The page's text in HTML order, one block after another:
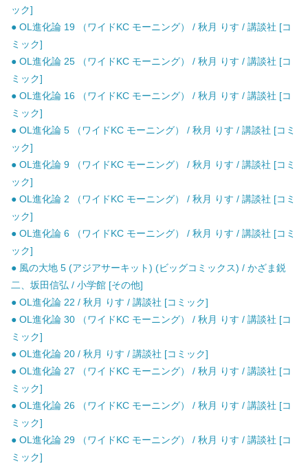
ック]
● OL進化論 19 （ワイドKC モーニング） / 秋月 りす / 講談社 [コ
ミック]
● OL進化論 25 （ワイドKC モーニング） / 秋月 りす / 講談社 [コ
ミック]
● OL進化論 16 （ワイドKC モーニング） / 秋月 りす / 講談社 [コ
ミック]
● OL進化論 5 （ワイドKC モーニング） / 秋月 りす / 講談社 [コミ
ック]
● OL進化論 9 （ワイドKC モーニング） / 秋月 りす / 講談社 [コミ
ック]
● OL進化論 2 （ワイドKC モーニング） / 秋月 りす / 講談社 [コミ
ック]
● OL進化論 6 （ワイドKC モーニング） / 秋月 りす / 講談社 [コミ
ック]
● 風の大地 5 (アジアサーキット) (ビッグコミックス) / かざま鋭
二、坂田信弘 / 小学館 [その他]
● OL進化論 22 / 秋月 りす / 講談社 [コミック]
● OL進化論 30 （ワイドKC モーニング） / 秋月 りす / 講談社 [コ
ミック]
● OL進化論 20 / 秋月 りす / 講談社 [コミック]
● OL進化論 27 （ワイドKC モーニング） / 秋月 りす / 講談社 [コ
ミック]
● OL進化論 26 （ワイドKC モーニング） / 秋月 りす / 講談社 [コ
ミック]
● OL進化論 29 （ワイドKC モーニング） / 秋月 りす / 講談社 [コ
ミック]